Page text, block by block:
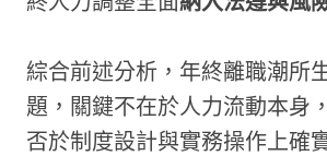
綜合前述分析，年終離職潮所
題，關鍵不在於人力流動本身
否於制度設計與實務操作上確